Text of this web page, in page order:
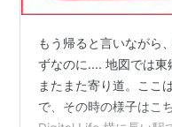
もう帰ると言いながら
ずなのに.... 地図では
またまた寄り道。ここ
で、その時の様子はこ